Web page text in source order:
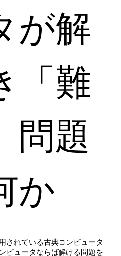
が解
「難
問題
か
されている古典コンピュータ
ピュータならば解ける問題を